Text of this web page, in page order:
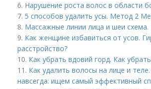
6. Нарушение роста волос в области
7. 5 способов удалить усы. Метод 2
8. Массажные линии лица и шеи
9. Как женщине избавиться от усов.
расстройство?
10. Как убрать вдовий горд. Как
11. Как удалить волосы на лице и
навсегда: ищем самый эффективный